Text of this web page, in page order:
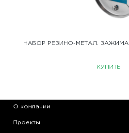
НАБОР РЕЗИНО-МЕТАЛ. ЗАЖИМА
КУПИТЬ
О компании
Проекты